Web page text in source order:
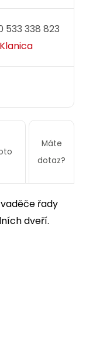
533 338 823
Máte
dotaz?
řady
dveří.